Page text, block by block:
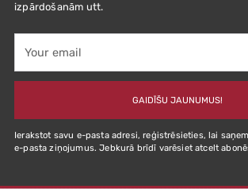
izpārdošanām utt.
email
GAIDĪŠU JAUNUMUS!
Ierakstot savu e-pasta adresi, reģistrēsieties, lai
e-pasta ziņojumus. Jebkurā brīdī varēsiet atcelt